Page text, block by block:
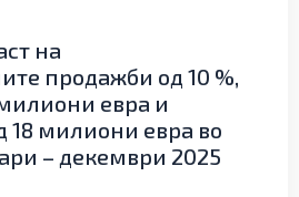
на
продажби од 10 %,
евра и
18 милиони евра во
– декември 2025